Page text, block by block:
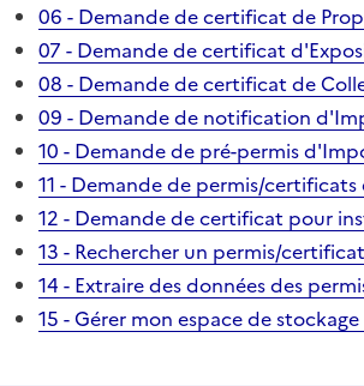
06 - Demande de certificat de
07 - Demande de certificat
08 - Demande de certificat de
09 - Demande de notification
10 - Demande de pré-permis
11 - Demande de permis/
12 - Demande de certificat pour
13 - Rechercher un permis/
14 - Extraire des données des
15 - Gérer mon espace de stockage